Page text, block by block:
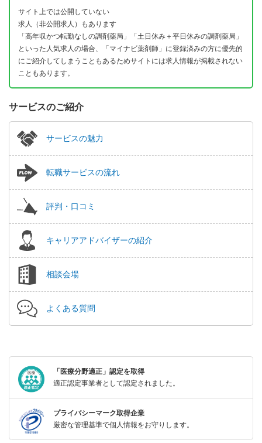
サイト上では公開していない
求人（非公開求人）もあります
「高年収かつ転勤なしの調剤薬局」「土日休み＋平日休みの調剤薬局」
といった人気求人の場合、「マイナビ薬剤師」に登録済みの方に優先的
にご紹介してしまうこともあるためサイトには求人情報が掲載されない
こともあります。
サービスのご紹介
サービスの魅力
転職サービスの流れ
評判・口コミ
キャリアアドバイザーの紹介
相談会場
よくある質問
「医療分野適正」認定を取得
適正認定事業者として認定されました。
プライバシーマーク取得企業
厳密な管理基準で個人情報をお守りします。